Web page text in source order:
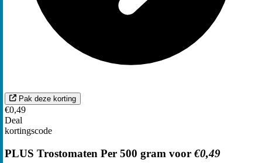
Pak deze korting
€0,49
Deal
kortingscode
PLUS Trostomaten Per 500 gram voor €0,49